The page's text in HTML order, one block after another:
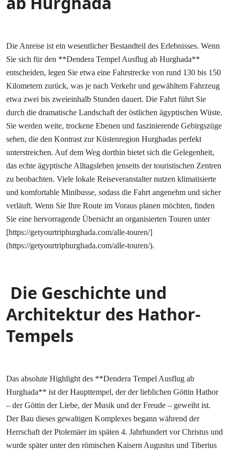
Die Anreise ist ein wesentlicher Bestandteil des Erlebnisses. Wenn
Sie sich für den **Dendera Tempel Ausflug ab Hurghada**
entscheiden, legen Sie etwa eine Fahrstrecke von rund 130 bis 150
Kilometern zurück, was je nach Verkehr und gewähltem Fahrzeug
etwa zwei bis zweieinhalb Stunden dauert. Die Fahrt führt Sie
durch die dramatische Landschaft der östlichen ägyptischen Wüste.
Sie werden weite, trockene Ebenen und faszinierende Gebirgszüge
sehen, die den Kontrast zur Küstenregion Hurghadas perfekt
unterstreichen. Auf dem Weg dorthin bietet sich die Gelegenheit,
das echte ägyptische Alltagsleben jenseits der touristischen Zentren
zu beobachten. Viele lokale Reiseveranstalter nutzen klimatisierte
und komfortable Minibusse, sodass die Fahrt angenehm und sicher
verläuft. Wenn Sie Ihre Route im Voraus planen möchten, finden
Sie eine hervorragende Übersicht an organisierten Touren unter
[https://getyourtriphurghada.com/alle-touren/]
(https://getyourtriphurghada.com/alle-touren/).
Die Geschichte und
Architektur des Hathor-
Tempels
Das absolute Highlight des **Dendera Tempel Ausflug ab
Hurghada** ist der Haupttempel, der der lieblichen Göttin Hathor
– der Göttin der Liebe, der Musik und der Freude – geweiht ist.
Der Bau dieses gewaltigen Komplexes begann während der
Herrschaft der Ptolemäer im späten 4. Jahrhundert vor Christus und
wurde später unter den römischen Kaisern Augustus und Tiberius